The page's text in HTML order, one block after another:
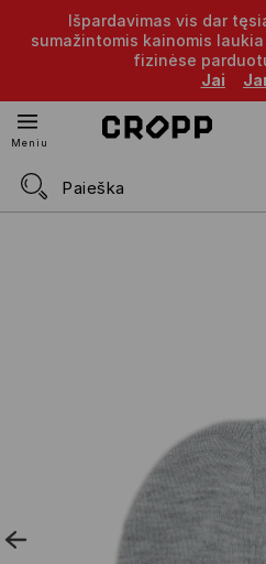
Išpardavimas vis dar
sumažintomis kainomis
fizinėse
Jai
Meniu